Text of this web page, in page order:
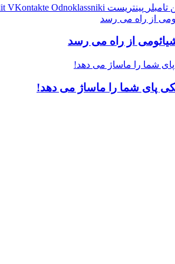
تامبلر پینتریست VKontakte Odnoklassniki
از راه می رسد
شیائومی از راه می رسد
شما را ماساژ می‌ دهد!
پای شما را ماساژ می‌ دهد!